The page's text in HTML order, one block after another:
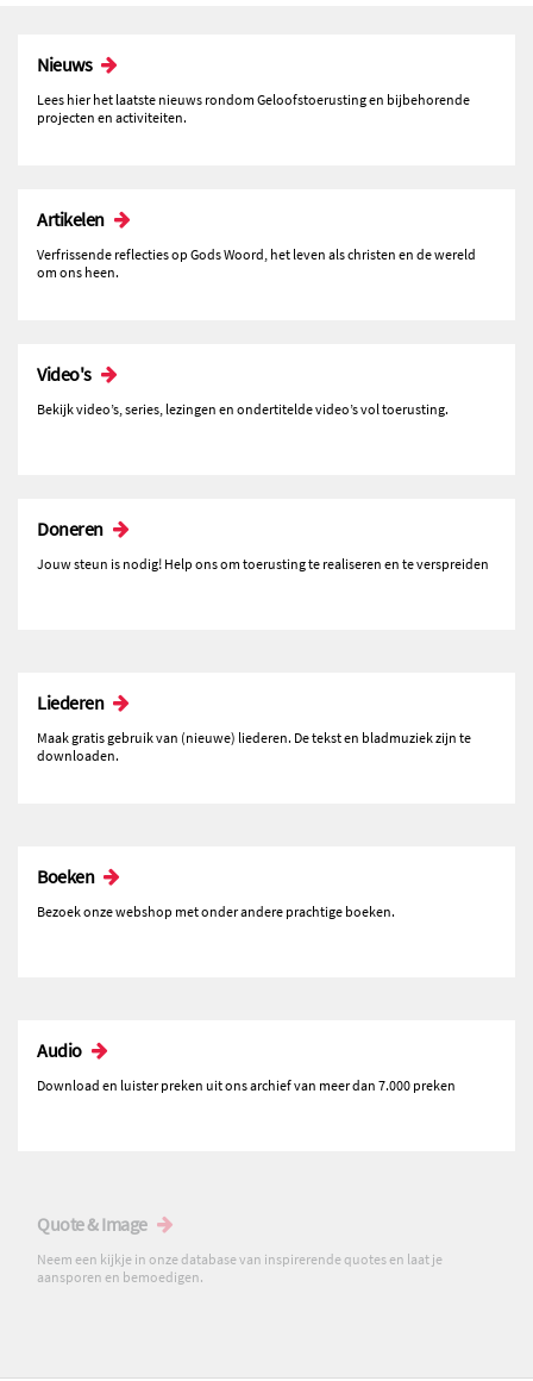
Nieuws
Lees hier het laatste nieuws rondom Geloofstoerusting en bijbehorende
projecten en activiteiten.
Artikelen
Verfrissende reflecties op Gods Woord, het leven als christen en de wereld
om ons heen.
Video's
Bekijk video’s, series, lezingen en ondertitelde video’s vol toerusting.
Doneren
Jouw steun is nodig! Help ons om toerusting te realiseren en te verspreiden
Liederen
Maak gratis gebruik van (nieuwe) liederen. De tekst en bladmuziek zijn te
downloaden.
Boeken
Bezoek onze webshop met onder andere prachtige boeken.
Audio
Download en luister preken uit ons archief van meer dan 7.000 preken
Quote & Image
Neem een kijkje in onze database van inspirerende quotes en laat je
aansporen en bemoedigen.